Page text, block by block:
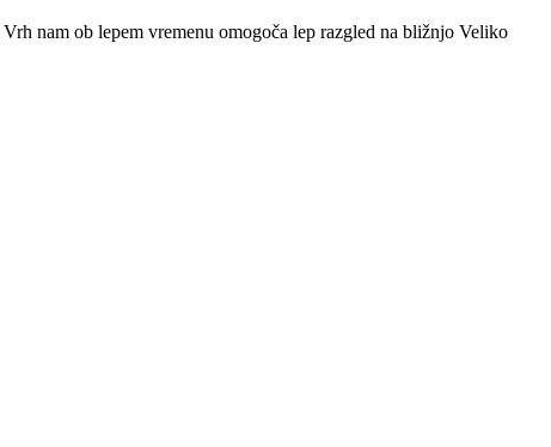
Vrh nam ob lepem vremenu omogoča lep razgled na bližnjo Veliko